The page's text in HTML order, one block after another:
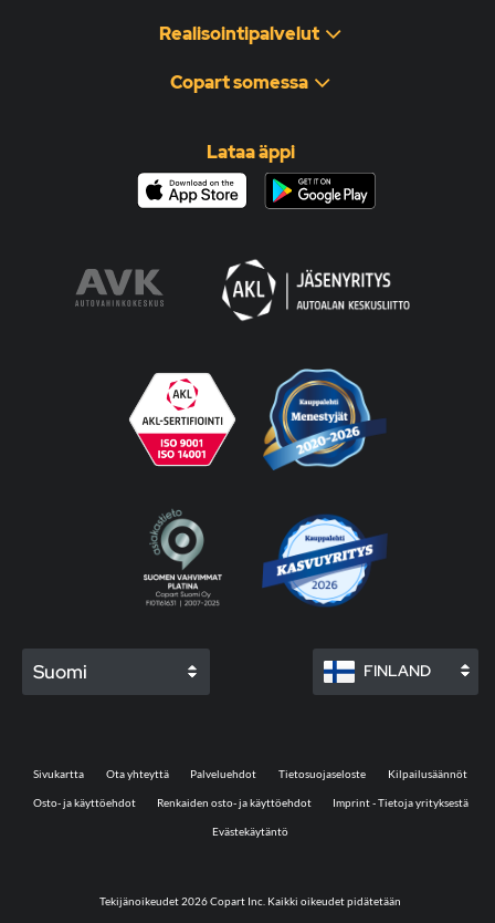
Realisointipalvelut
Copart somessa
Lataa äppi
Suomi FINLAND
Tekijänoikeudet 2026 Copart Inc. Kaikki oikeudet pidätetään
Sivukartta Ota yhteyttä Palveluehdot Tietosuojaseloste Kilpailusäännöt
Osto- ja käyttöehdot Renkaiden osto- ja käyttöehdot Imprint - Tietoja yrityksestä
Evästekäytäntö